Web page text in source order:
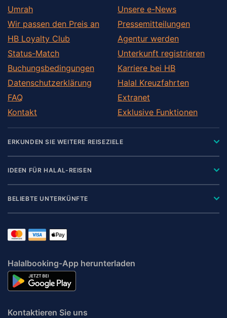
Umrah
Wir passen den Preis an
HB Loyalty Club
Status-Match
Buchungsbedingungen
Datenschutzerklärung
FAQ
Kontakt
Unsere e-News
Pressemitteilungen
Agentur werden
Unterkunft registrieren
Karriere bei HB
Halal Kreuzfahrten
Extranet
Exklusive Funktionen
ERKUNDEN SIE WEITERE REISEZIELE
IDEEN FÜR HALAL-REISEN
BELIEBTE UNTERKÜNFTE
Halalbooking-App herunterladen
Kontaktieren Sie uns